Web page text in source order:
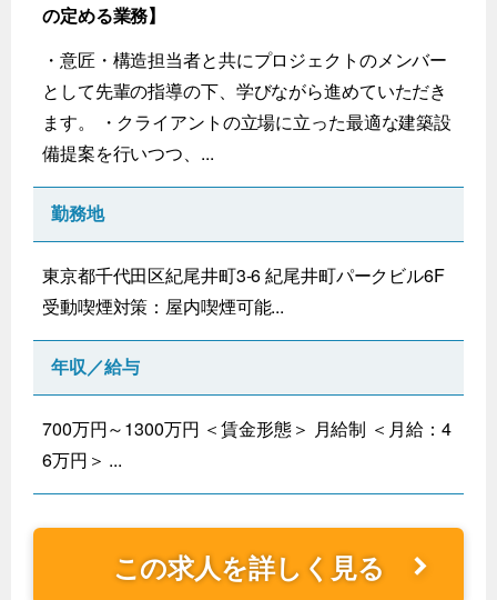
の定める業務】
・意匠・構造担当者と共にプロジェクトのメンバー
として先輩の指導の下、学びながら進めていただき
ます。 ・クライアントの立場に立った最適な建築設
備提案を行いつつ、...
勤務地
東京都千代田区紀尾井町3-6 紀尾井町パークビル6F
受動喫煙対策：屋内喫煙可能...
年収／給与
700万円～1300万円 ＜賃金形態＞ 月給制 ＜月給：4
6万円＞ ...
この求人を詳しく見る